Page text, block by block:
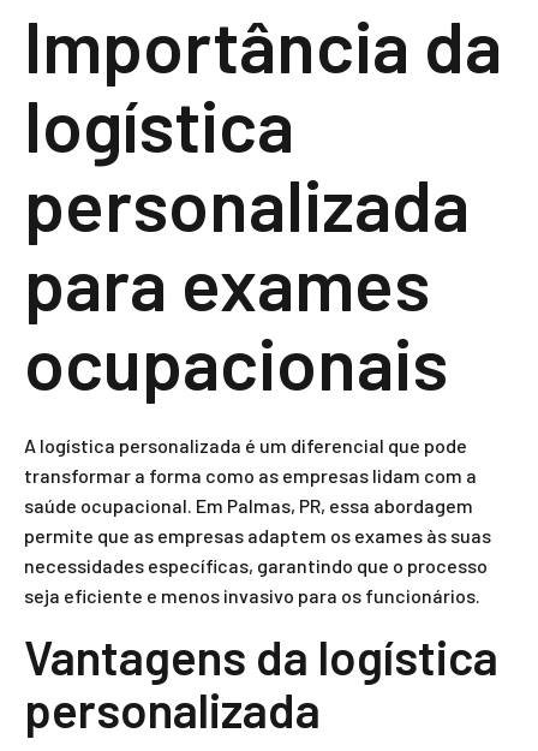
Importância da
logística
personalizada
para exames
ocupacionais
A logística personalizada é um diferencial que pode
transformar a forma como as empresas lidam com a
saúde ocupacional. Em Palmas, PR, essa abordagem
permite que as empresas adaptem os exames às suas
necessidades específicas, garantindo que o processo
seja eficiente e menos invasivo para os funcionários.
Vantagens da logística
personalizada